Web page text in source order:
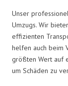
Unser
Umzugs. Wir
effizienten
helfen auch beim
größten Wert auf
um Schäden zu